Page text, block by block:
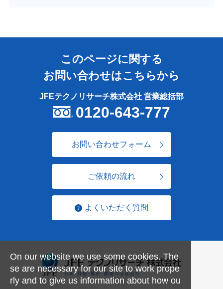
このページに関する
お問い合わせはこちらから
JFEテクノリサーチ株式会社 営業総括部
0120-643-777
お問い合わせフォーム
ご依頼の流れ
よくいただく質問
On our website we use some cookies. The
se are necessary for our site to work prope
rly and to give us information about how ou